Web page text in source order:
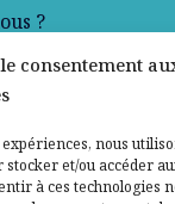
consentement
nous
stocker et/ou accéder
à ces technologies
?